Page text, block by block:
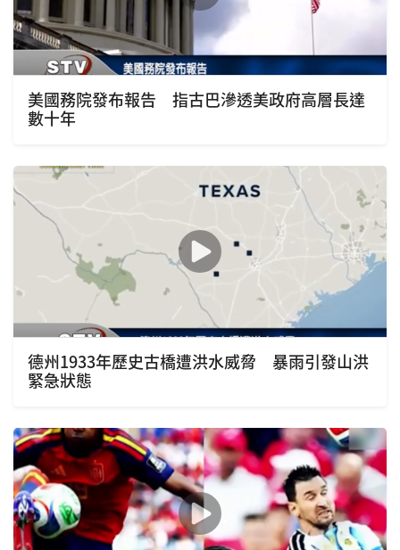
美國務院發布報告 指古巴滲透美政府高層長達
數十年
德州1933年歷史古橋遭洪水威脅 暴雨引發山洪
緊急狀態